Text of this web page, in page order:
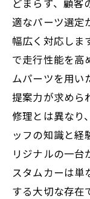
適なパーツ選定
幅広く対応しま
で走行性能を高
ムパーツを用い
提案力が求めら
修理とは異なり
ッフの知識と経
リジナルの一台
スタムカーは単
する大切な存在